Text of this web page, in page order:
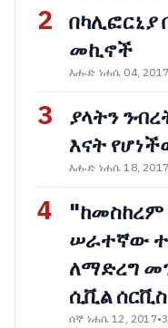
2 በካሊፎርኒያ
መኪኖች
እሑድ ነሐሴ 04, 2017
3
ያላትን
እናት
እሑድ ነሐሴ 18, 2017
4
ሠራተኛው
ለማድረግ
ሲቪል
ሰኞ ነሐሴ 12, 2017•